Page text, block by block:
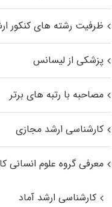
ظرفیت رشته های کنکور
پزشکی از لیسانس
مصاحبه با رتبه های برتر
کارشناسی ارشد مجازی
معرفی گروه علوم انسانی
کارشناسی ارشد آماد